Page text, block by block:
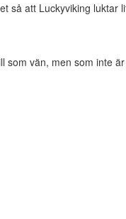
så att Luckyviking luktar
som vän, men som inte